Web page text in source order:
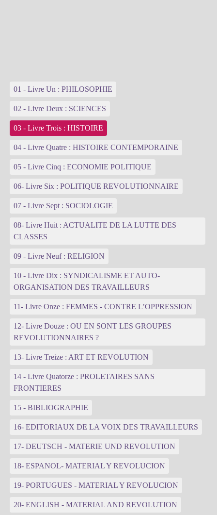
01 - Livre Un : PHILOSOPHIE
02 - Livre Deux : SCIENCES
03 - Livre Trois : HISTOIRE
04 - Livre Quatre : HISTOIRE CONTEMPORAINE
05 - Livre Cinq : ECONOMIE POLITIQUE
06- Livre Six : POLITIQUE REVOLUTIONNAIRE
07 - Livre Sept : SOCIOLOGIE
08- Livre Huit : ACTUALITE DE LA LUTTE DES
CLASSES
09 - Livre Neuf : RELIGION
10 - Livre Dix : SYNDICALISME ET AUTO-
ORGANISATION DES TRAVAILLEURS
11- Livre Onze : FEMMES - CONTRE L’OPPRESSION
12- Livre Douze : OU EN SONT LES GROUPES
REVOLUTIONNAIRES ?
13- Livre Treize : ART ET REVOLUTION
14 - Livre Quatorze : PROLETAIRES SANS
FRONTIERES
15 - BIBLIOGRAPHIE
16- EDITORIAUX DE LA VOIX DES TRAVAILLEURS
17- DEUTSCH - MATERIE UND REVOLUTION
18- ESPANOL- MATERIAL Y REVOLUCION
19- PORTUGUES - MATERIAL Y REVOLUCION
20- ENGLISH - MATERIAL AND REVOLUTION